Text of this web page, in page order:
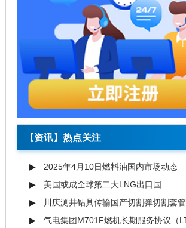
【资讯】热点关注
2025年4月10日燃料油国内市场动态
美国或成全球第二大LNG出口国
川庆测井钻具传输国产切割弹切割套管